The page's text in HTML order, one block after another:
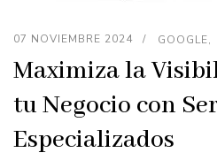
07 NOVIEMBRE 2024 GOOGLE
Maximiza la
tu Negocio con
Especializados